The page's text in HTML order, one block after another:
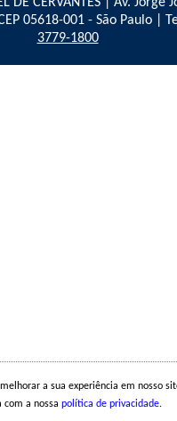
DE CERVANTES | Av. Jorge
05618-001 - São Paulo |
3779-1800
a sua experiência em nosso
com a nossa política de privacidade.